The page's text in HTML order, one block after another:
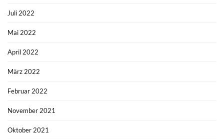
Juli 2022
Mai 2022
April 2022
März 2022
Februar 2022
November 2021
Oktober 2021